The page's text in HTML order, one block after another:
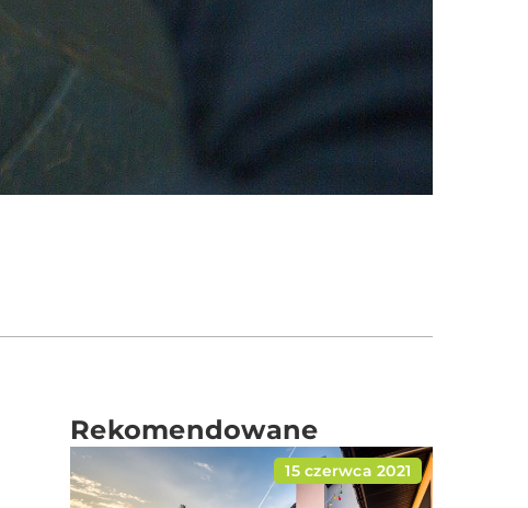
Rekomendowane
15 czerwca 2021